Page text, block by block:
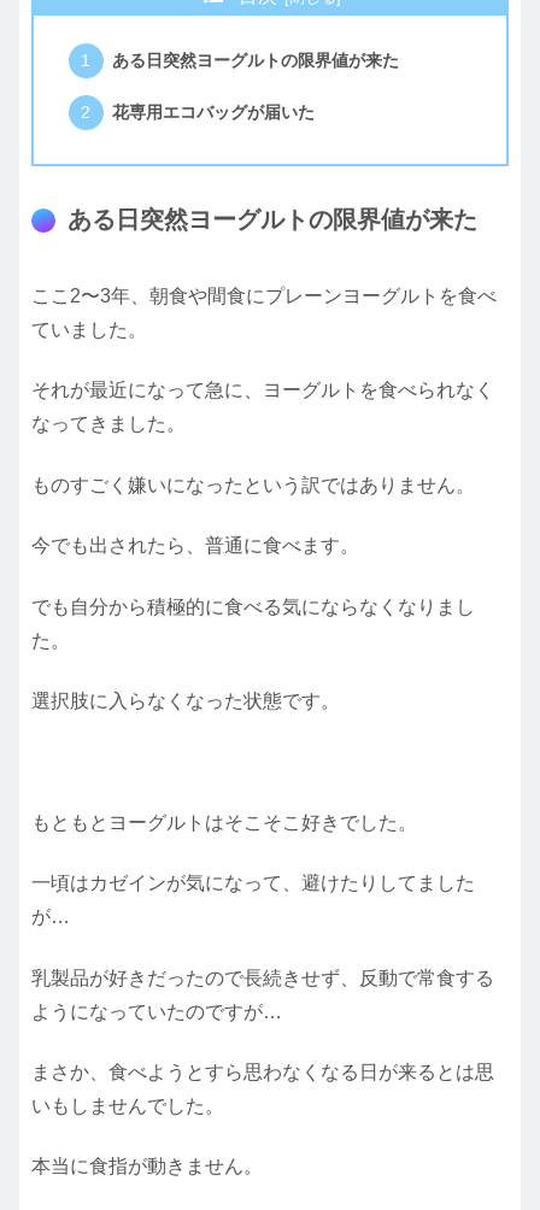
ある日突然ヨーグルトの限界値が来た
花専用エコバッグが届いた
ある日突然ヨーグルトの限界値が来た
ここ2〜3年、朝食や間食にプレーンヨーグルトを食べ
ていました。
それが最近になって急に、ヨーグルトを食べられなく
なってきました。
ものすごく嫌いになったという訳ではありません。
今でも出されたら、普通に食べます。
でも自分から積極的に食べる気にならなくなりまし
た。
選択肢に入らなくなった状態です。
もともとヨーグルトはそこそこ好きでした。
一頃はカゼインが気になって、避けたりしてました
が…
乳製品が好きだったので長続きせず、反動で常食する
ようになっていたのですが…
まさか、食べようとすら思わなくなる日が来るとは思
いもしませんでした。
本当に食指が動きません。